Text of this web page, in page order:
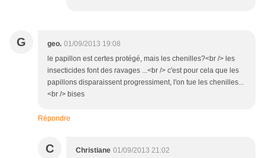
G geo. 01/09/2013 19:08
le papillon est certes protégé, mais les chenilles?<br /> les
insecticides font des ravages ...<br /> c'est pour cela que les
papillons disparaissent progressiment, l'on tue les chenilles...
<br /> bises
Répondre
C Christiane 01/09/2013 21:02